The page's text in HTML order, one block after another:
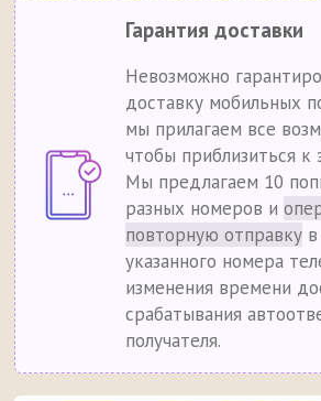
Гарантия доставки
Невозможно
доставку мобильных
мы прилагаем все
чтобы приблизиться к
Мы предлагаем 10
разных номеров и
повторную отправку
указанного номера
изменения времени
срабатывания
получателя.